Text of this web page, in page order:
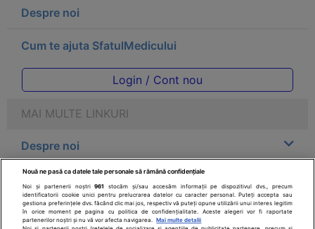
Despre noi
Cum te ajuta SfatulMedicului
Login / Cont nou
MAI MULTE LINKURI
Despre noi
Legal
Drepturile consumatorului
Nouă ne pasă ca datele tale personale să rămână confidențiale
Noi și partenerii noștri961
stocăm și/sau accesăm informații pe dispozitivul dvs., precum
identificatorii cookie unici pentru prelucrarea datelor cu caracter personal. Puteți accepta sau
gestiona preferințele dvs. făcând clic mai jos, respectiv vă puteți opune utilizării unui interes legitim
în orice moment pe pagina cu politica de confidențialitate. Aceste alegeri vor fi raportate
partenerilor noștri și nu vă vor afecta navigarea.
Mai multe detalii